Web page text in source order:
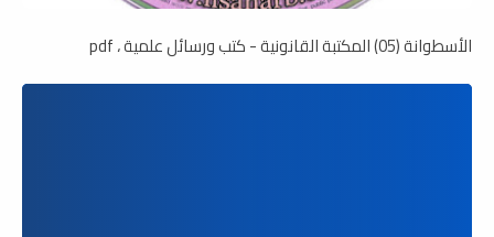
الأسطوانة (05) المكتبة القانونية - كتب ورسائل علمية ، pdf